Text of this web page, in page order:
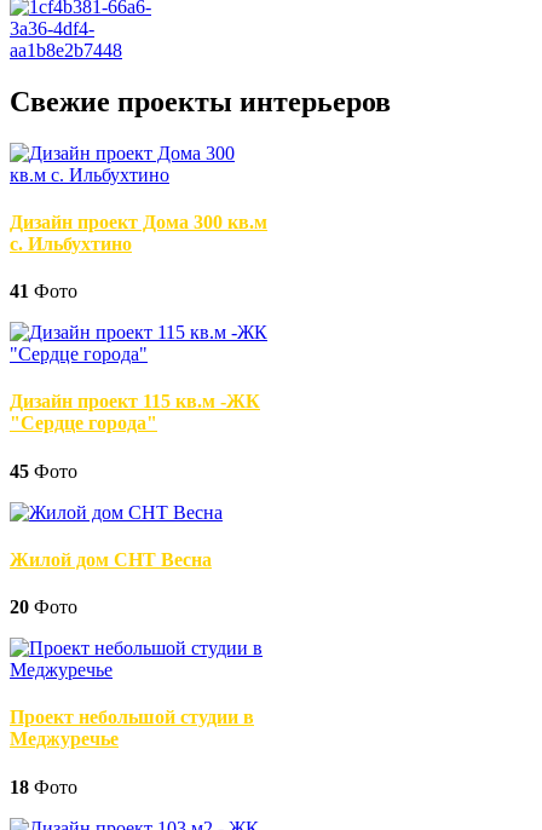
Свежие проекты интерьеров
Дизайн проект Дома 300 кв.м
с. Ильбухтино
41 Фото
Дизайн проект 115 кв.м -ЖК
"Сердце города"
45 Фото
Жилой дом СНТ Весна
20 Фото
Проект небольшой студии в
Меджуречье
18 Фото